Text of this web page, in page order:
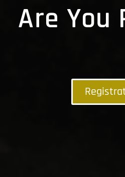
Are You